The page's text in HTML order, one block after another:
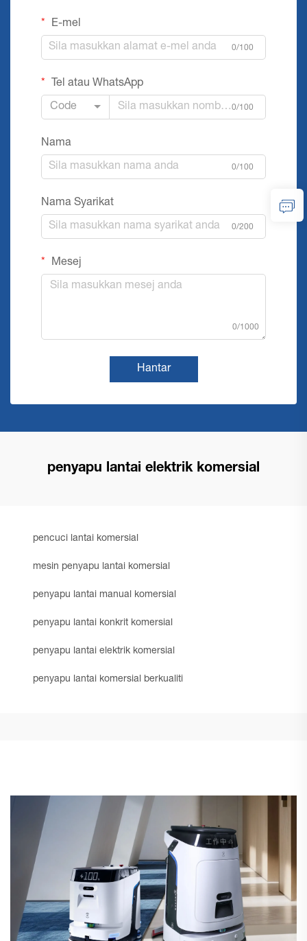
E-mel
0/100
Tel atau WhatsApp
Code 0/100
Nama
0/100
Nama Syarikat
0/200
Mesej
0/1000
Hantar
penyapu lantai elektrik komersial
pencuci lantai komersial
mesin penyapu lantai komersial
penyapu lantai manual komersial
penyapu lantai konkrit komersial
penyapu lantai elektrik komersial
penyapu lantai komersial berkualiti